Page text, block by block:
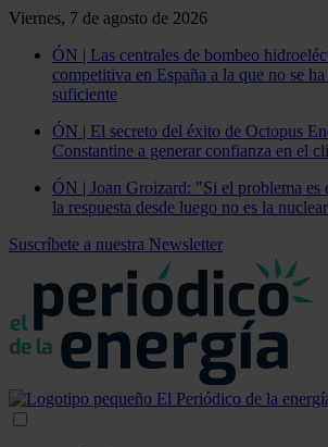
Viernes, 7 de agosto de 2026
ÓN | Las centrales de bombeo
competitiva en España a la que no se
suficiente
ÓN | El secreto del éxito de Octopus
Constantine a generar confianza en el
ÓN | Joan Groizard: "Si el problema es
la respuesta desde luego no es la
Suscríbete a nuestra Newsletter